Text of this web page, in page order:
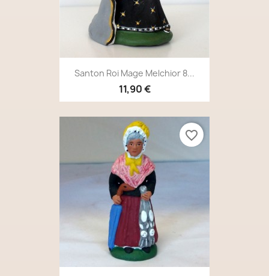
Santon Roi Mage Melchior 8...
11,90 €
favorite_border